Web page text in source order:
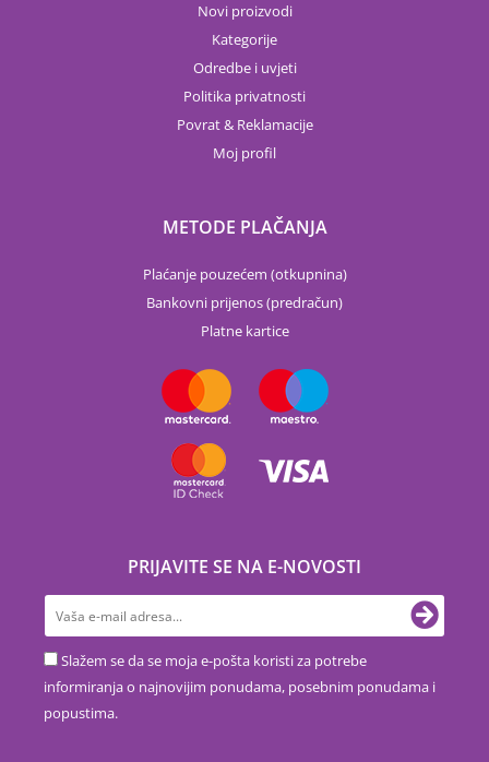
Novi proizvodi
Kategorije
Odredbe i uvjeti
Politika privatnosti
Povrat & Reklamacije
Moj profil
METODE PLAČANJA
Plaćanje pouzećem (otkupnina)
Bankovni prijenos (predračun)
Platne kartice
PRIJAVITE SE NA E-NOVOSTI
Slažem se da se moja e-pošta koristi za potrebe
informiranja o najnovijim ponudama, posebnim ponudama i
popustima.